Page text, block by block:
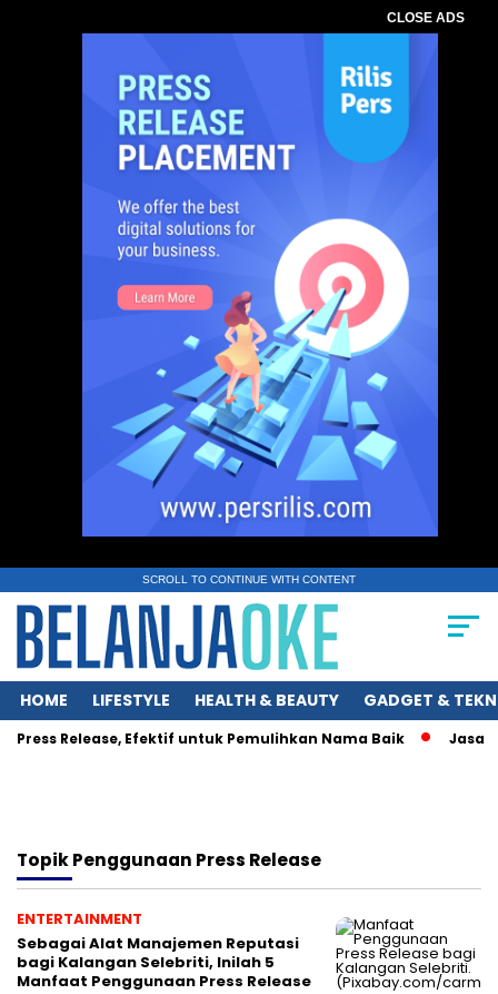
CLOSE ADS
SCROLL TO CONTINUE WITH CONTENT
HOME LIFESTYLE HEALTH & BEAUTY GADGET &
Release, Efektif untuk Pemulihkan Nama Baik Jasa
TopikPenggunaan Press Release
ENTERTAINMENT
Sebagai Alat Manajemen Reputasi
bagi Kalangan Selebriti, Inilah 5
Manfaat Penggunaan Press Release